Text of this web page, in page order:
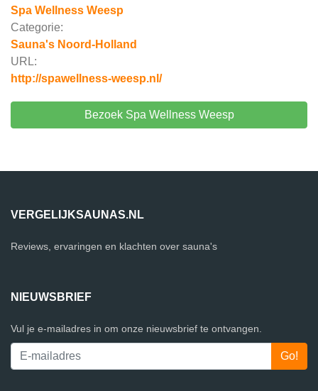
Spa Wellness Weesp
Categorie:
Sauna's Noord-Holland
URL:
http://spawellness-weesp.nl/
Bezoek Spa Wellness Weesp
VERGELIJKSAUNAS.NL
Reviews, ervaringen en klachten over sauna's
NIEUWSBRIEF
Vul je e-mailadres in om onze nieuwsbrief te ontvangen.